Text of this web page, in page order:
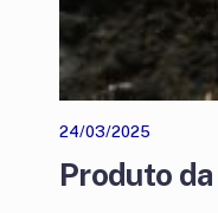
24/03/2025
Produto